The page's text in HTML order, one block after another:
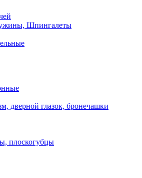
Шпингалеты
дверной глазок, бронечашки
плоскогубцы